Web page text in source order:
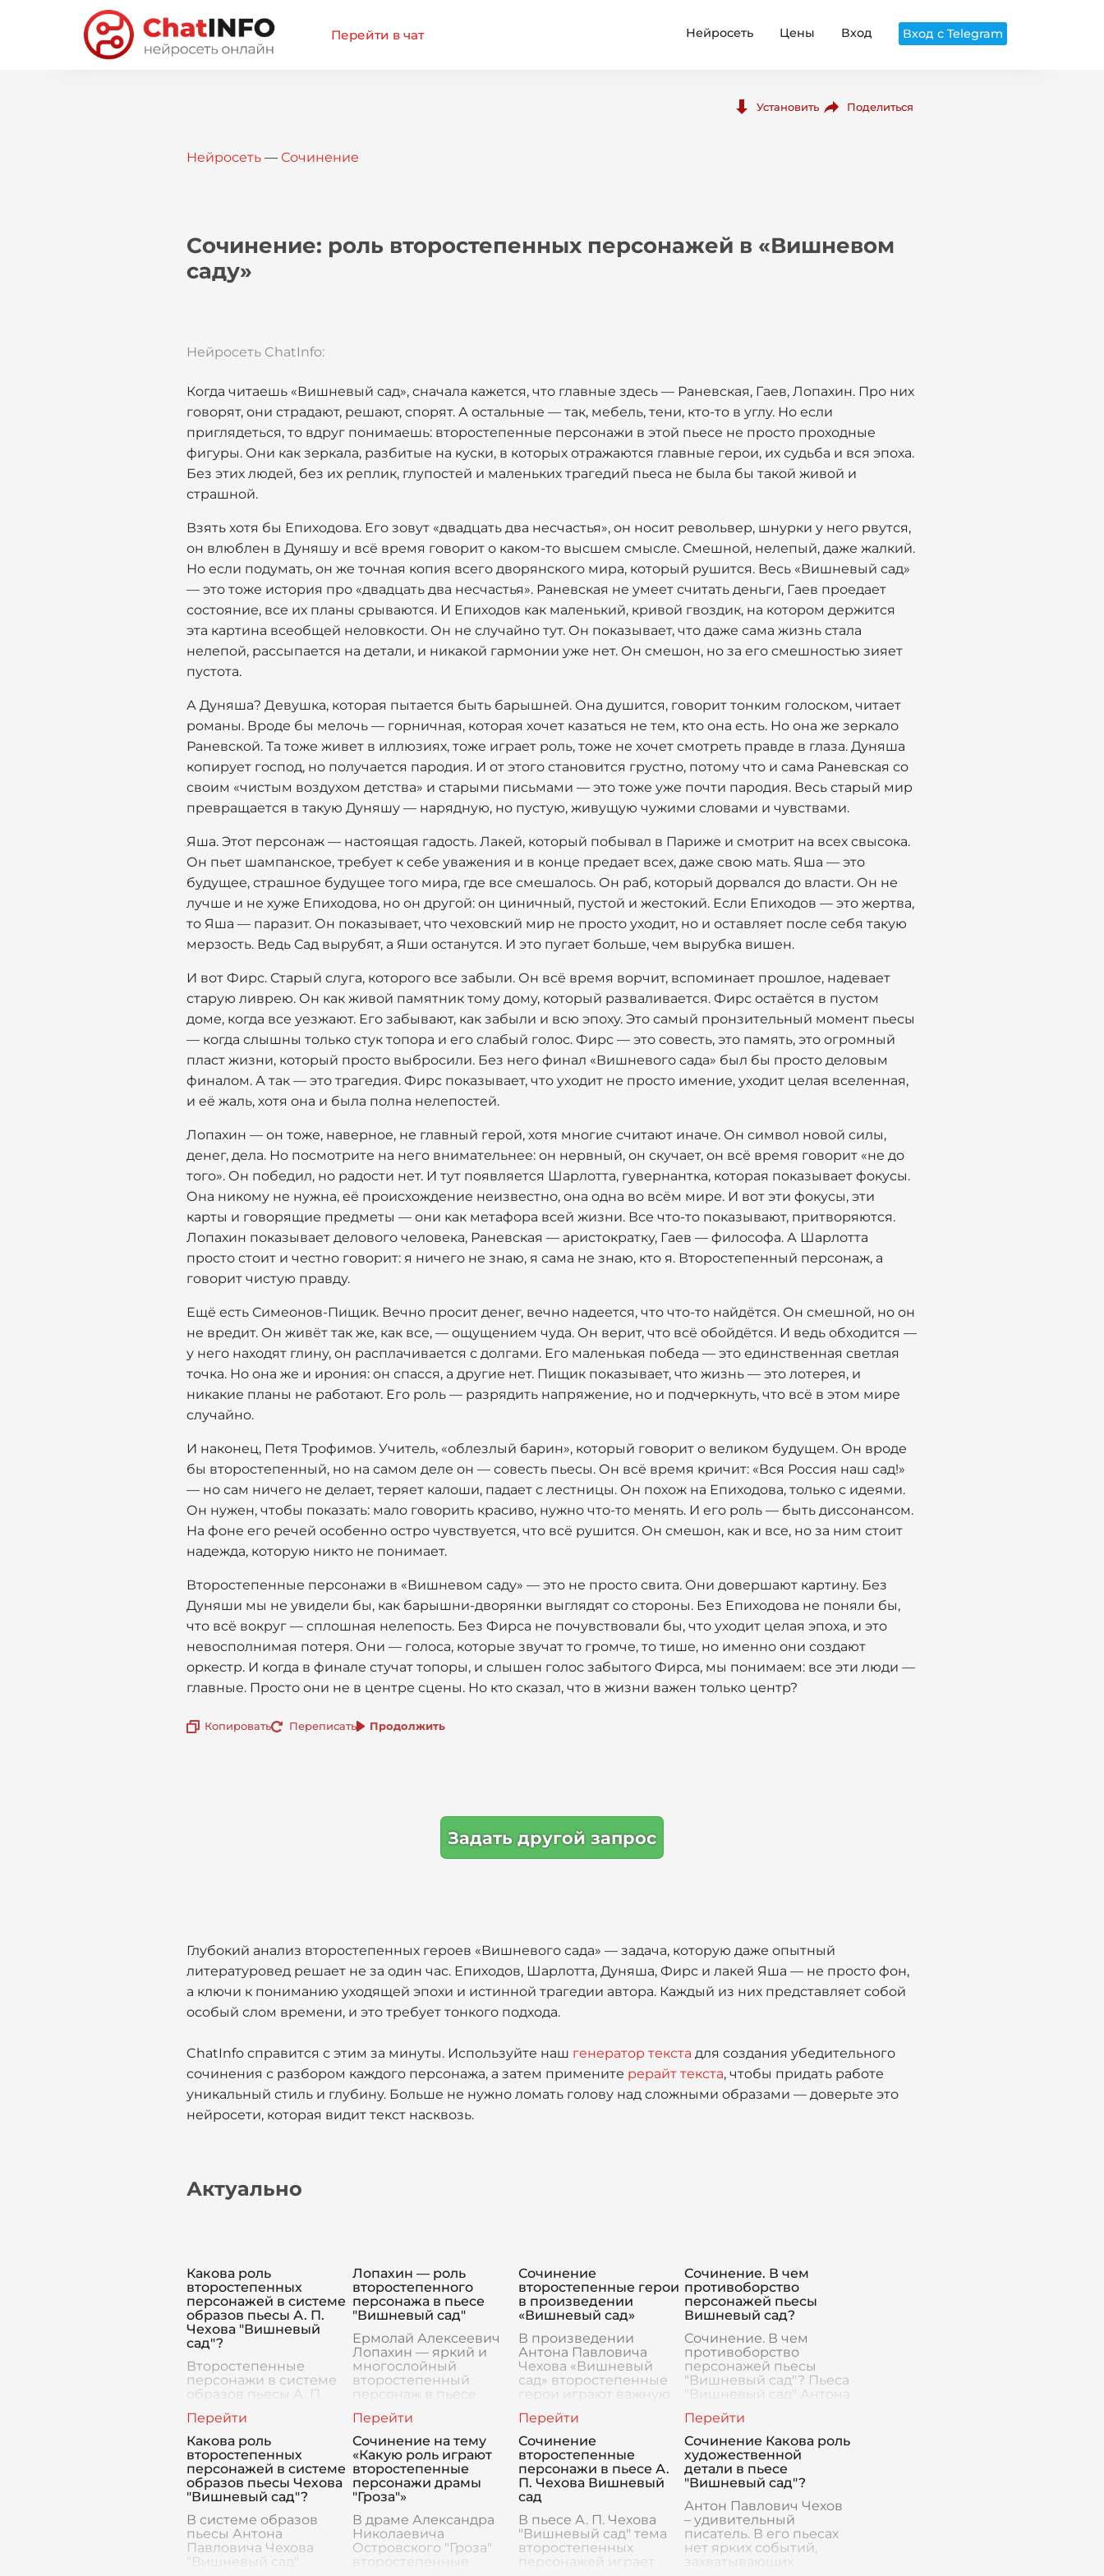
Перейти в чат Нейросеть Цены Вход Вход с Telegram
Установить Поделиться
Нейросеть — Сочинение
Сочинение: роль второстепенных персонажей в «Вишневом
саду»
Нейросеть ChatInfo:
Когда читаешь «Вишневый сад», сначала кажется, что главные здесь — Раневская, Гаев, Лопахин. Про них
говорят, они страдают, решают, спорят. А остальные — так, мебель, тени, кто-то в углу. Но если
приглядеться, то вдруг понимаешь: второстепенные персонажи в этой пьесе не просто проходные
фигуры. Они как зеркала, разбитые на куски, в которых отражаются главные герои, их судьба и вся эпоха.
Без этих людей, без их реплик, глупостей и маленьких трагедий пьеса не была бы такой живой и
страшной.
Взять хотя бы Епиходова. Его зовут «двадцать два несчастья», он носит револьвер, шнурки у него рвутся,
он влюблен в Дуняшу и всё время говорит о каком-то высшем смысле. Смешной, нелепый, даже жалкий.
Но если подумать, он же точная копия всего дворянского мира, который рушится. Весь «Вишневый сад»
— это тоже история про «двадцать два несчастья». Раневская не умеет считать деньги, Гаев проедает
состояние, все их планы срываются. И Епиходов как маленький, кривой гвоздик, на котором держится
эта картина всеобщей неловкости. Он не случайно тут. Он показывает, что даже сама жизнь стала
нелепой, рассыпается на детали, и никакой гармонии уже нет. Он смешон, но за его смешностью зияет
пустота.
А Дуняша? Девушка, которая пытается быть барышней. Она душится, говорит тонким голоском, читает
романы. Вроде бы мелочь — горничная, которая хочет казаться не тем, кто она есть. Но она же зеркало
Раневской. Та тоже живет в иллюзиях, тоже играет роль, тоже не хочет смотреть правде в глаза. Дуняша
копирует господ, но получается пародия. И от этого становится грустно, потому что и сама Раневская со
своим «чистым воздухом детства» и старыми письмами — это тоже уже почти пародия. Весь старый мир
превращается в такую Дуняшу — нарядную, но пустую, живущую чужими словами и чувствами.
Яша. Этот персонаж — настоящая гадость. Лакей, который побывал в Париже и смотрит на всех свысока.
Он пьет шампанское, требует к себе уважения и в конце предает всех, даже свою мать. Яша — это
будущее, страшное будущее того мира, где все смешалось. Он раб, который дорвался до власти. Он не
лучше и не хуже Епиходова, но он другой: он циничный, пустой и жестокий. Если Епиходов — это жертва,
то Яша — паразит. Он показывает, что чеховский мир не просто уходит, но и оставляет после себя такую
мерзость. Ведь Сад вырубят, а Яши останутся. И это пугает больше, чем вырубка вишен.
И вот Фирс. Старый слуга, которого все забыли. Он всё время ворчит, вспоминает прошлое, надевает
старую ливрею. Он как живой памятник тому дому, который разваливается. Фирс остаётся в пустом
доме, когда все уезжают. Его забывают, как забыли и всю эпоху. Это самый пронзительный момент пьесы
— когда слышны только стук топора и его слабый голос. Фирс — это совесть, это память, это огромный
пласт жизни, который просто выбросили. Без него финал «Вишневого сада» был бы просто деловым
финалом. А так — это трагедия. Фирс показывает, что уходит не просто имение, уходит целая вселенная,
и её жаль, хотя она и была полна нелепостей.
Лопахин — он тоже, наверное, не главный герой, хотя многие считают иначе. Он символ новой силы,
денег, дела. Но посмотрите на него внимательнее: он нервный, он скучает, он всё время говорит «не до
того». Он победил, но радости нет. И тут появляется Шарлотта, гувернантка, которая показывает фокусы.
Она никому не нужна, её происхождение неизвестно, она одна во всём мире. И вот эти фокусы, эти
карты и говорящие предметы — они как метафора всей жизни. Все что-то показывают, притворяются.
Лопахин показывает делового человека, Раневская — аристократку, Гаев — философа. А Шарлотта
просто стоит и честно говорит: я ничего не знаю, я сама не знаю, кто я. Второстепенный персонаж, а
говорит чистую правду.
Ещё есть Симеонов-Пищик. Вечно просит денег, вечно надеется, что что-то найдётся. Он смешной, но он
не вредит. Он живёт так же, как все, — ощущением чуда. Он верит, что всё обойдётся. И ведь обходится —
у него находят глину, он расплачивается с долгами. Его маленькая победа — это единственная светлая
точка. Но она же и ирония: он спасся, а другие нет. Пищик показывает, что жизнь — это лотерея, и
никакие планы не работают. Его роль — разрядить напряжение, но и подчеркнуть, что всё в этом мире
случайно.
И наконец, Петя Трофимов. Учитель, «облезлый барин», который говорит о великом будущем. Он вроде
бы второстепенный, но на самом деле он — совесть пьесы. Он всё время кричит: «Вся Россия наш сад!»
— но сам ничего не делает, теряет калоши, падает с лестницы. Он похож на Епиходова, только с идеями.
Он нужен, чтобы показать: мало говорить красиво, нужно что-то менять. И его роль — быть диссонансом.
На фоне его речей особенно остро чувствуется, что всё рушится. Он смешон, как и все, но за ним стоит
надежда, которую никто не понимает.
Второстепенные персонажи в «Вишневом саду» — это не просто свита. Они довершают картину. Без
Дуняши мы не увидели бы, как барышни-дворянки выглядят со стороны. Без Епиходова не поняли бы,
что всё вокруг — сплошная нелепость. Без Фирса не почувствовали бы, что уходит целая эпоха, и это
невосполнимая потеря. Они — голоса, которые звучат то громче, то тише, но именно они создают
оркестр. И когда в финале стучат топоры, и слышен голос забытого Фирса, мы понимаем: все эти люди —
главные. Просто они не в центре сцены. Но кто сказал, что в жизни важен только центр?
Копировать Переписать Продолжить
Задать другой запрос
Глубокий анализ второстепенных героев «Вишневого сада» — задача, которую даже опытный
литературовед решает не за один час. Епиходов, Шарлотта, Дуняша, Фирс и лакей Яша — не просто фон,
а ключи к пониманию уходящей эпохи и истинной трагедии автора. Каждый из них представляет собой
особый слом времени, и это требует тонкого подхода.
ChatInfo справится с этим за минуты. Используйте наш генератор текста для создания убедительного
сочинения с разбором каждого персонажа, а затем примените рерайт текста, чтобы придать работе
уникальный стиль и глубину. Больше не нужно ломать голову над сложными образами — доверьте это
нейросети, которая видит текст насквозь.
Актуально
Какова роль
второстепенных
персонажей в системе
образов пьесы А. П.
Чехова "Вишневый
сад"?
Второстепенные
персонажи в системе
образов пьесы А. П.
играют важную роль,
создавая
многослойное и
богатое полотно своей
эпохи и показывая
различные аспекты ж
Лопахин — роль
второстепенного
персонажа в пьесе
"Вишневый сад"
Ермолай Алексеевич
Лопахин — яркий и
многослойный
второстепенный
персонаж в пьесе
"Вишневый сад".
Лопахин, сын
крепостного, как
никому другому,
удалось воплотить
идею
Сочинение
второстепенные герои
в произведении
«Вишневый сад»
В произведении
Антона Павловича
Чехова «Вишневый
сад» второстепенные
герои играют важную
основную тему потери
и изменения, которые
простираются через
всё произведени
Сочинение. В чем
противоборство
персонажей пьесы
Вишневый сад?
Сочинение. В чем
противоборство
персонажей пьесы
"Вишневый сад"? Пьеса
"Вишневый сад" Антона
является одним из
наиболее известных
произведений
мировой драматурги
Какова роль
второстепенных
персонажей в системе
образов пьесы Чехова
"Вишневый сад"?
В системе образов
пьесы Антона
Павловича Чехова
"Вишневый сад"
Сочинение на тему
«Какую роль играют
второстепенные
персонажи драмы
"Гроза"»
В драме Александра
Николаевича
Островского "Гроза"
второстепенные
Сочинение
второстепенные
персонажи в пьесе А.
П. Чехова Вишневый
сад
В пьесе А. П. Чехова
"Вишневый сад" тема
второстепенных
персонажей играет
Сочинение Какова роль
художественной
детали в пьесе
"Вишневый сад"?
Антон Павлович Чехов
– удивительный
писатель. В его пьесах
нет ярких событий,
захватывающих